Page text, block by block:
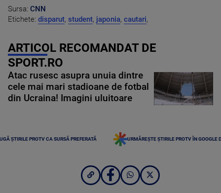
Sursa: CNN
Etichete: disparut, student, japonia, cautari,
ARTICOL RECOMANDAT DE
SPORT.RO
Atac rusesc asupra unuia dintre
cele mai mari stadioane de fotbal
din Ucraina! Imagini uluitoare
ȘTIRILE PROTV CA SURSĂ PREFERATĂ URMĂREȘTE ȘTIRILE PROTV ÎN GOOGLE